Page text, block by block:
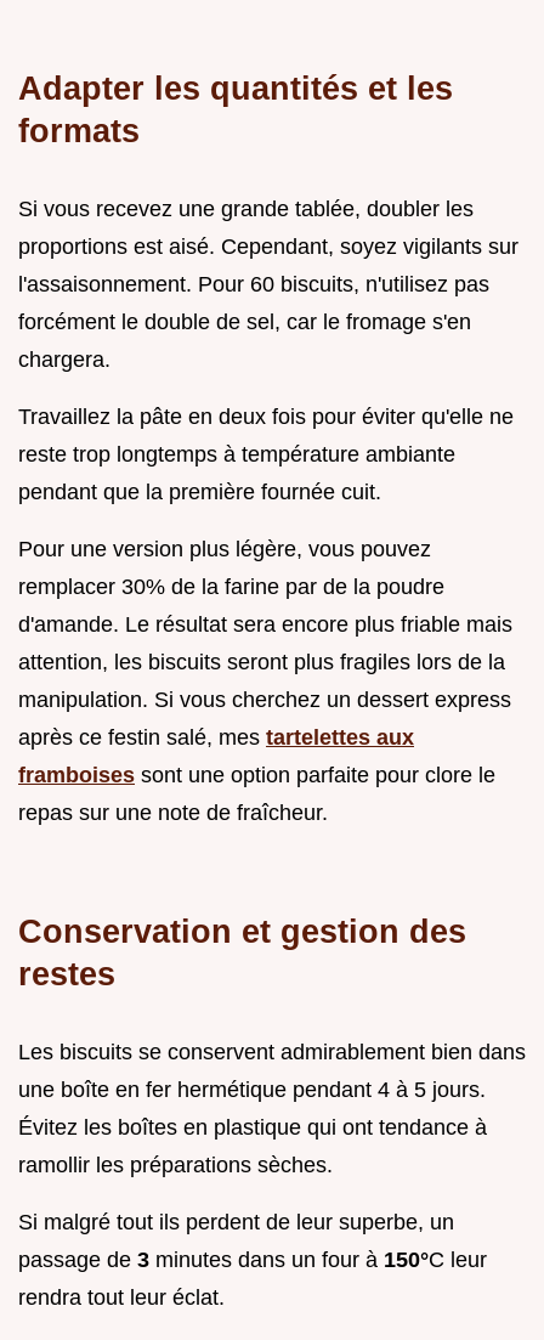
Adapter les quantités et les
formats
Si vous recevez une grande tablée, doubler les
proportions est aisé. Cependant, soyez vigilants sur
l'assaisonnement. Pour 60 biscuits, n'utilisez pas
forcément le double de sel, car le fromage s'en
chargera.
Travaillez la pâte en deux fois pour éviter qu'elle ne
reste trop longtemps à température ambiante
pendant que la première fournée cuit.
Pour une version plus légère, vous pouvez
remplacer 30% de la farine par de la poudre
d'amande. Le résultat sera encore plus friable mais
attention, les biscuits seront plus fragiles lors de la
manipulation. Si vous cherchez un dessert express
après ce festin salé, mes tartelettes aux
framboises sont une option parfaite pour clore le
repas sur une note de fraîcheur.
Conservation et gestion des
restes
Les biscuits se conservent admirablement bien dans
une boîte en fer hermétique pendant 4 à 5 jours.
Évitez les boîtes en plastique qui ont tendance à
ramollir les préparations sèches.
Si malgré tout ils perdent de leur superbe, un
passage de 3 minutes dans un four à 150°C leur
rendra tout leur éclat.